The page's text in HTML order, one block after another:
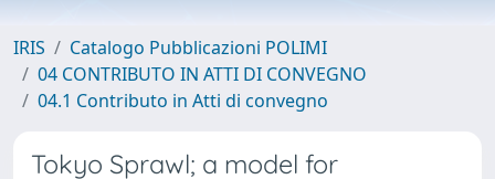
IRIS
Catalogo Pubblicazioni POLIMI
04 CONTRIBUTO IN ATTI DI CONVEGNO
04.1 Contributo in Atti di convegno
Tokyo Sprawl; a model for